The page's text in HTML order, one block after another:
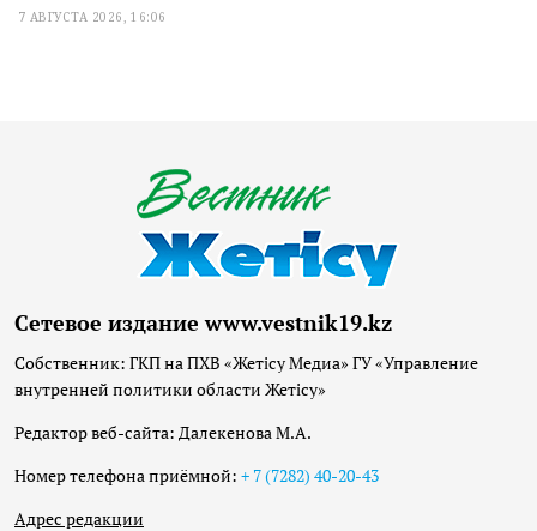
7 АВГУСТА 2026, 16:06
Сетевое издание www.vestnik19.kz
Собственник: ГКП на ПХВ «Жетісу Медиа» ГУ «Управление
внутренней политики области Жетісу»
Редактор веб-сайта: Далекенова М.А.
Номер телефона приёмной: + 7 (7282) 40-20-43
Адрес редакции